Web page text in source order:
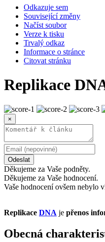
Odkazuje sem
Související změny
Načíst soubor
Verze k tisku
Trvalý odkaz
Informace o stránce
Citovat stránku
Replikace
×
Odeslat
Děkujeme za Vaše podněty.
Děkujeme za Vaše hodnocení.
Vaše hodnocení ovšem nebylo
Replikace DNA je přenos
Obecná